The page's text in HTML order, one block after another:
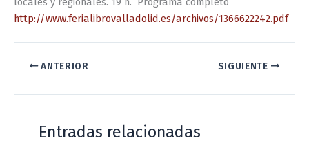
http://www.ferialibrovalladolid.es/archivos/1366622242.pdf
ANTERIOR SIGUIENTE
Entradas relacionadas